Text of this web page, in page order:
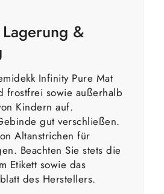
&
Infinity Pure Mat
frostfrei sowie außerhalb
Kindern auf.
gut verschließen.
Altanstrichen für
Beachten Sie stets die
Etikett sowie das
des Herstellers.